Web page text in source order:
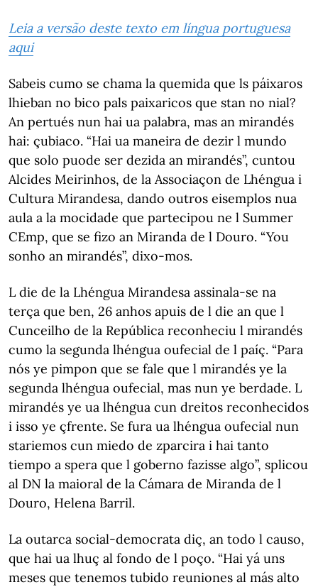
Leia a versão deste texto em língua portuguesa
aqui
Sabeis cumo se chama la quemida que ls páixaros
lhieban no bico pals paixaricos que stan no nial?
An pertués nun hai ua palabra, mas an mirandés
hai: çubiaco. “Hai ua maneira de dezir l mundo
que solo puode ser dezida an mirandés”, cuntou
Alcides Meirinhos, de la Associaçon de Lhéngua i
Cultura Mirandesa, dando outros eisemplos nua
aula a la mocidade que partecipou ne l Summer
CEmp, que se fizo an Miranda de l Douro. “You
sonho an mirandés”, dixo-mos.
L die de la Lhéngua Mirandesa assinala-se na
terça que ben, 26 anhos apuis de l die an que l
Cunceilho de la República reconheciu l mirandés
cumo la segunda lhéngua oufecial de l paíç. “Para
nós ye pimpon que se fale que l mirandés ye la
segunda lhéngua oufecial, mas nun ye berdade. L
mirandés ye ua lhéngua cun dreitos reconhecidos
i isso ye çfrente. Se fura ua lhéngua oufecial nun
stariemos cun miedo de zparcira i hai tanto
tiempo a spera que l goberno fazisse algo”, splicou
al DN la maioral de la Cámara de Miranda de l
Douro, Helena Barril.
La outarca social-democrata diç, an todo l causo,
que hai ua lhuç al fondo de l poço. “Hai yá uns
meses que tenemos tubido reuniones al más alto